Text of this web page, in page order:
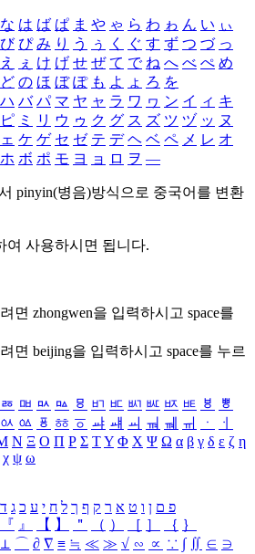
な は ば ぱ ま や ゃ ら わ ゎ ん い ぃ
び ぴ み り う ぅ く ぐ す ず つ づ っ
え ぇ け げ せ ぜ て で ね へ べ ぺ め
ど の ほ ぼ ぽ も よ ょ ろ を
ハ バ パ マ ヤ ャ ラ ワ ヮ ン イ ィ キ
ピ ミ リ ウ ゥ ク グ ス ズ ツ ヅ ッ ヌ
ェ ケ ゲ セ ゼ テ デ ヘ ベ ペ メ レ オ
ホ ボ ポ モ ヨ ョ ロ ヲ ―
pinyin(병음)방식으로 중국어를 변환
여 사용하시면 됩니다.
면 zhongwen을 입력하시고 space를
면 beijing을 입력하시고 space를 누르
ㅭ ㅮ ㅯ ㅰ ㅱ ㅲ ㅳ ㅴ ㅵ ㅶ ㅷ ㅸ
ㅹ
ㆂ ㆃ ㆄ ㆅ ㆆ ㆇ ㆈ ㆉ ㆊ ㆋ ㆌ ㆍ
ㆎ
Ν Ξ Ο Π Ρ Σ ΤΥ Φ Χ Ψ Ω α β γ δ ε ζ η
χ ψ ω
פ ם ן ו ט א ר ק ף ך ל ח י ע כ ג ד
『 』 【 】 ＂ （ ） ［ ］ ｛ ｝
⊥ ⌒ ∂ ∇ ≡ ≒ ≪ ≫ √ ∽ ∝ ∵ ∫ ∬ ∈ ∋